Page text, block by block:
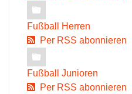
Fußball Herren
Per RSS abonnieren
Fußball Junioren
Per RSS abonnieren